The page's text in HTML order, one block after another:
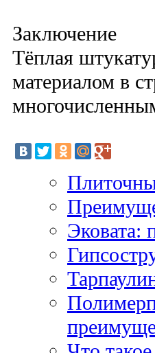
Заключение
Тёплая
материалом в
Эковата: